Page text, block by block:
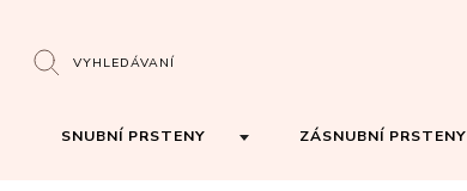
VYHLEDÁVANÍ
SNUBNÍ PRSTENY ZÁSNUBNÍ PRSTENY